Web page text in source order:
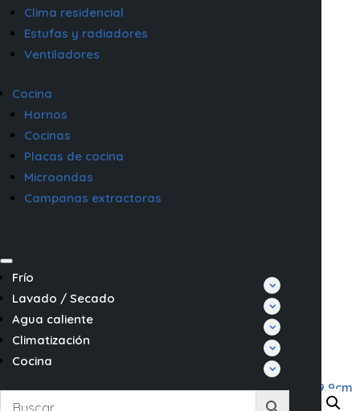
Clima residencial
Estufas y radiadores
Ventiladores
Cocina
Hornos
Cocinas
Placas de cocina
Microondas
Campanas extractoras
Frío
Lavado / Secado
Agua caliente
Climatización
Cocina